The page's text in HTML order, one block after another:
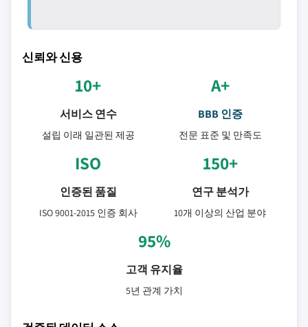
신뢰와 신용
10+
서비스 연수
설립 이래 일관된 제공
A+
BBB 인증
전문 표준 및 만족도
ISO
인증된 품질
ISO 9001-2015 인증 회사
150+
연구 분석가
10개 이상의 산업 분야
95%
고객 유지율
5년 관계 가치